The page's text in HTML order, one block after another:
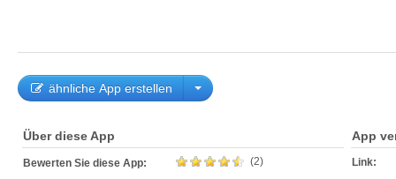
ähnliche App erstellen
Über diese App
Bewerten Sie diese App: (2)
App
Link: